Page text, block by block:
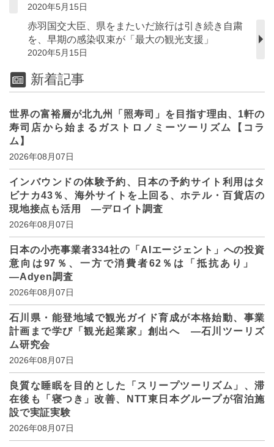
2020年5月15日
赤羽国交大臣、県をまたいだ旅行は引き続き自粛
を、早期の感染収束が「最大の観光支援」
2020年5月15日
新着記事
世界の富裕層が北九州「照寿司」を目指す理由、1軒の
寿司店から始まるガストロノミーツーリズム【コラ
ム】
2026年08月07日
インバウンドの体験予約、日本の予約サイト利用はタ
ビナカ43％、海外サイトを上回る、ホテル・百貨店の
現地接点も活用 ―デロイト調査
2026年08月07日
日本の小売事業者334社の「AIエージェント」への投資
意向は97％、一方で消費者62％は「抵抗あり」
―Adyen調査
2026年08月07日
石川県・能登地域で観光ガイド育成が本格始動、事業
計画まで学び「観光起業家」創出へ ―石川ツーリズ
ム研究会
2026年08月07日
良質な睡眠を目的とした「スリープツーリズム」、滞
在後も「寝つき」改善、NTT東日本グループが宿泊施
設で実証実験
2026年08月07日